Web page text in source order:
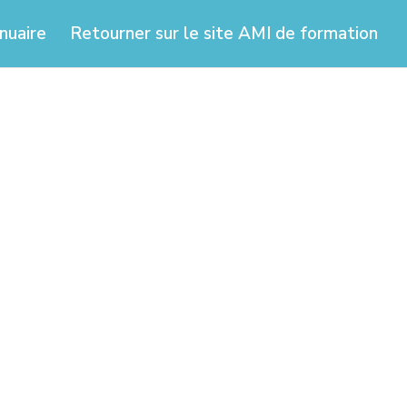
Retourner sur le site AMI de formation